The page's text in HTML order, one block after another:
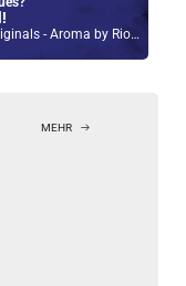
- Aroma by Riot Squad
MEHR